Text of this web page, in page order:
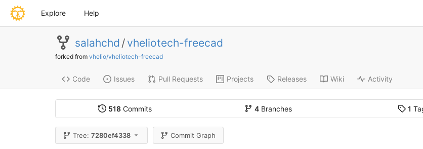
Explore Help
salahchd / vheliotech-freecad
forked from vhelio/vheliotech-freecad
Code Issues Pull Requests Projects Releases Wiki Activity
518 Commits 4 Branches 1
Tree:7280ef4338 Commit Graph